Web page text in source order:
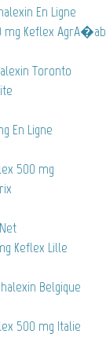
En Ligne
Keflex
Toronto
En Ligne
500 mg
Keflex Lille
Belgique
500 mg Italie